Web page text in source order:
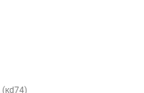
(кd74)